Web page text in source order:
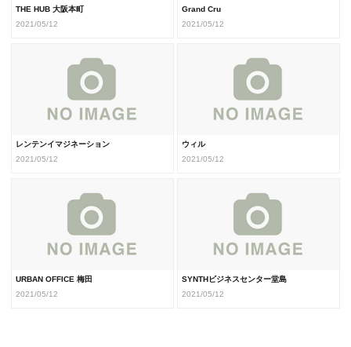
THE HUB 大阪本町
2021/05/12
Grand Cru
2021/05/12
レンテンイマジネーション
2021/05/12
ウィル
2021/05/12
URBAN OFFICE 梅田
2021/05/12
SYNTHビジネスセンター堂島
2021/05/12